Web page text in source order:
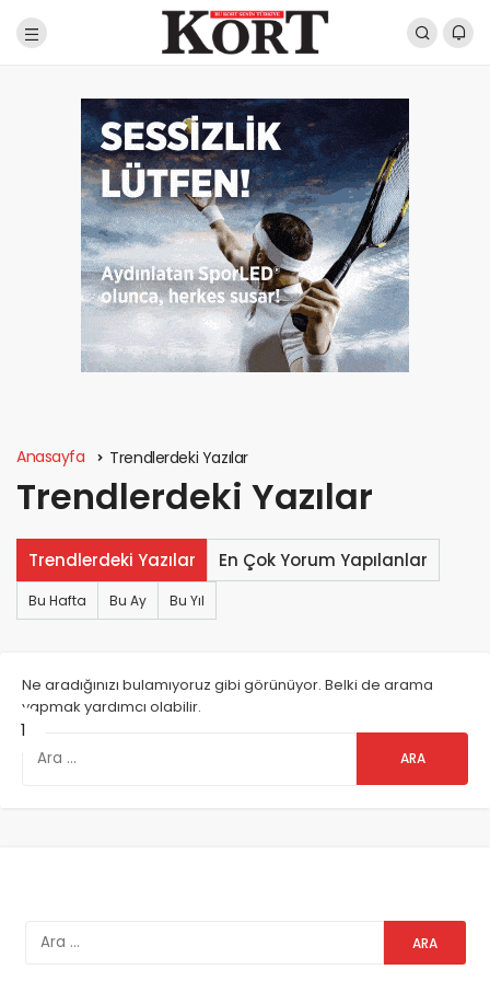
Anasayfa Trendlerdeki Yazılar
Trendlerdeki Yazılar
Trendlerdeki Yazılar En Çok Yorum Yapılanlar
Bu Hafta Bu Ay Bu Yıl
Ne aradığınızı bulamıyoruz gibi görünüyor. Belki de arama
yapmak yardımcı olabilir.